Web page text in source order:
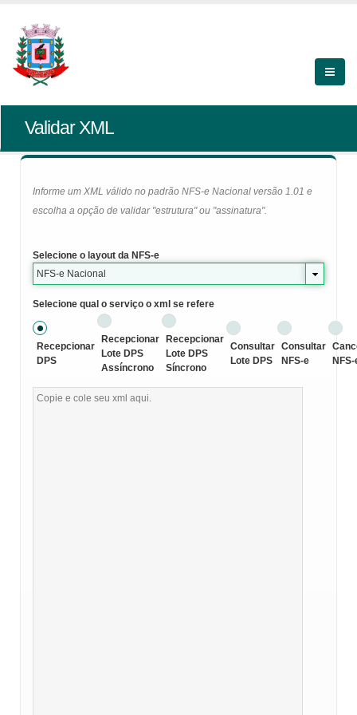
Validar XML
Informe um XML válido no padrão NFS-e Nacional versão 1.01 e
escolha a opção de validar "estrutura" ou "assinatura".
Selecione o layout da NFS-e
NFS-e Nacional
Selecione qual o serviço o xml se refere
Recepcionar
DPS
Recepcionar
Lote DPS
Assíncrono
Recepcionar
Lote DPS
Síncrono
Consultar
Lote DPS
Consultar
NFS-e
NFS-